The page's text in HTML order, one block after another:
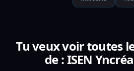
Tu veux voir toutes
de : ISEN